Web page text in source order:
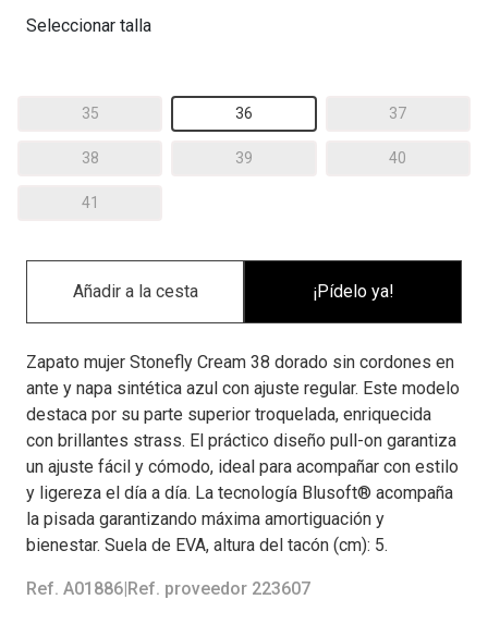
Seleccionar talla
35 36 37
38 39 40
41
¡Pídelo ya!
Zapato mujer Stonefly Cream 38 dorado sin cordones en
ante y napa sintética azul con ajuste regular. Este modelo
destaca por su parte superior troquelada, enriquecida
con brillantes strass. El práctico diseño pull-on garantiza
un ajuste fácil y cómodo, ideal para acompañar con estilo
y ligereza el día a día. La tecnología Blusoft® acompaña
la pisada garantizando máxima amortiguación y
bienestar. Suela de EVA, altura del tacón (cm): 5.
Ref. A01886 Ref. proveedor 223607